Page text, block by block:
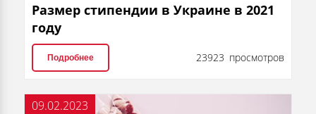
Размер стипендии в Украине в 2021
году
Подробнее 23923 просмотров
09.02.2023